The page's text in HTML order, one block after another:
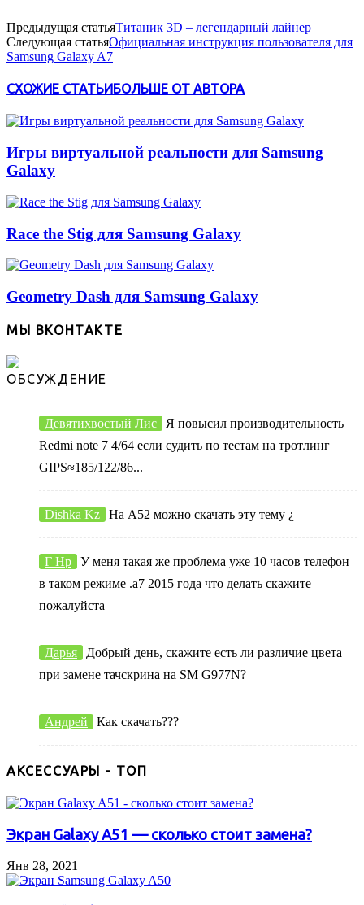
Предыдущая статьяТитаник 3D – легендарный лайнер
Следующая статьяОфициальная инструкция пользователя для
Samsung Galaxy A7
СХОЖИЕ СТАТЬИБОЛЬШЕ ОТ АВТОРА
Игры виртуальной реальности для Samsung
Galaxy
Race the Stig для Samsung Galaxy
Geometry Dash для Samsung Galaxy
МЫ ВКОНТАКТЕ
ОБСУЖДЕНИЕ
Девятихвостый Лис
Я повысил производительность
Redmi note 7 4/64 если судить по тестам на тротлинг
GIPS≈185/122/86...
Dishka Kz На А52 можно скачать эту тему ¿
Г Нр
У меня такая же проблема уже 10 часов телефон
в таком режиме .а7 2015 года что делать скажите
пожалуйста
Дарья
Добрый день, скажите есть ли различие цвета
при замене тачскрина на SM G977N?
Андрей Как скачать???
АКСЕССУАРЫ - ТОП
Экран Galaxy A51 — сколько стоит замена?
Янв 28, 2021